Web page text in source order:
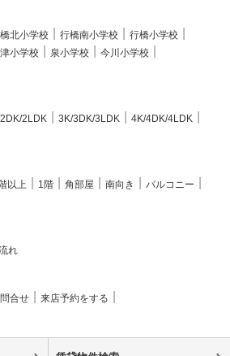
北小学校 行橋南小学校
行橋小学校
小学校 泉小学校
今川小学校
2LDK 3K/3DK/3LDK
4K/4DK/4LDK
以上 1階 角部屋 南向き
バルコニー
れ
合せ
来店予約をする